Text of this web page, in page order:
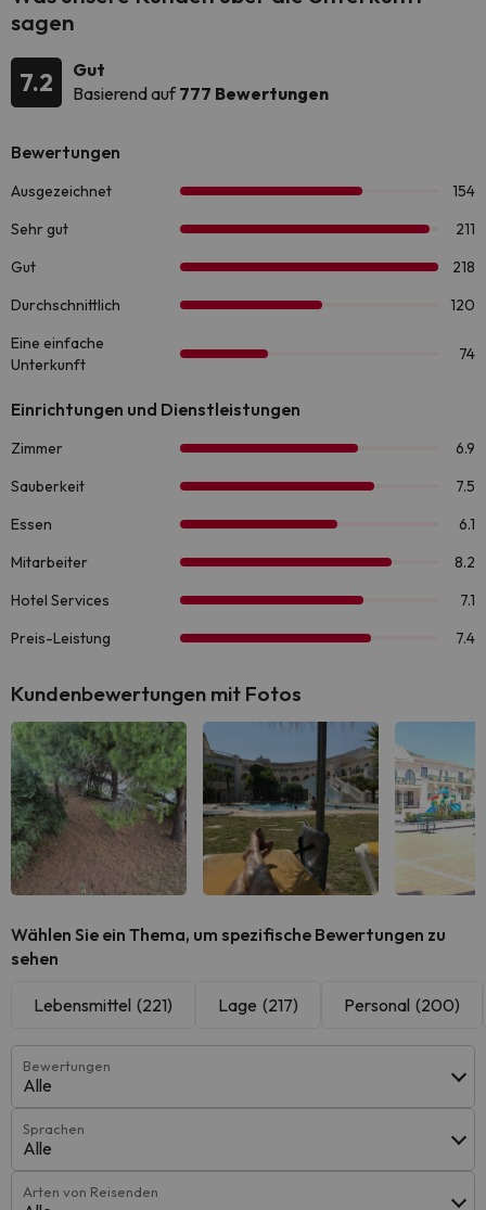
sagen
7.2
Gut
Basierend auf777 Bewertungen
Kundenbewertungen mit Fotos
Wählen Sie ein Thema, um spezifische Bewertungen zu
sehen
Lebensmittel (221) Lage (217) Personal (200)
Bewertungen
Alle
Sprachen
Alle
Arten von Reisenden